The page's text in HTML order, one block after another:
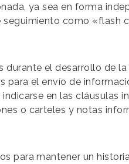
ya sea en forma
como «flash
el desarrollo de
el envío de
en las cláusulas
o carteles y notas
para mantener un